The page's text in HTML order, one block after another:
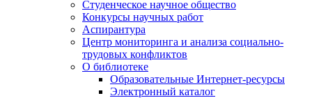
Студенческое научное общество
Конкурсы научных работ
Аспирантура
Центр мониторинга и анализа социально-
трудовых конфликтов
О библиотеке
Образовательные Интернет-ресурсы
Электронный каталог